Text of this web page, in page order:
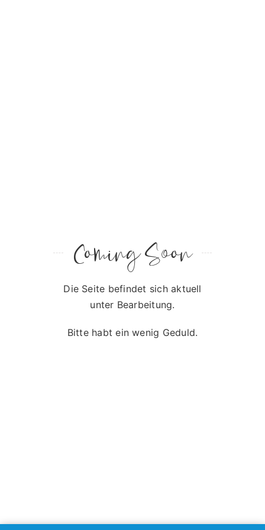
Coming Soon
Die Seite befindet sich aktuell
unter Bearbeitung.
Bitte habt ein wenig Geduld.